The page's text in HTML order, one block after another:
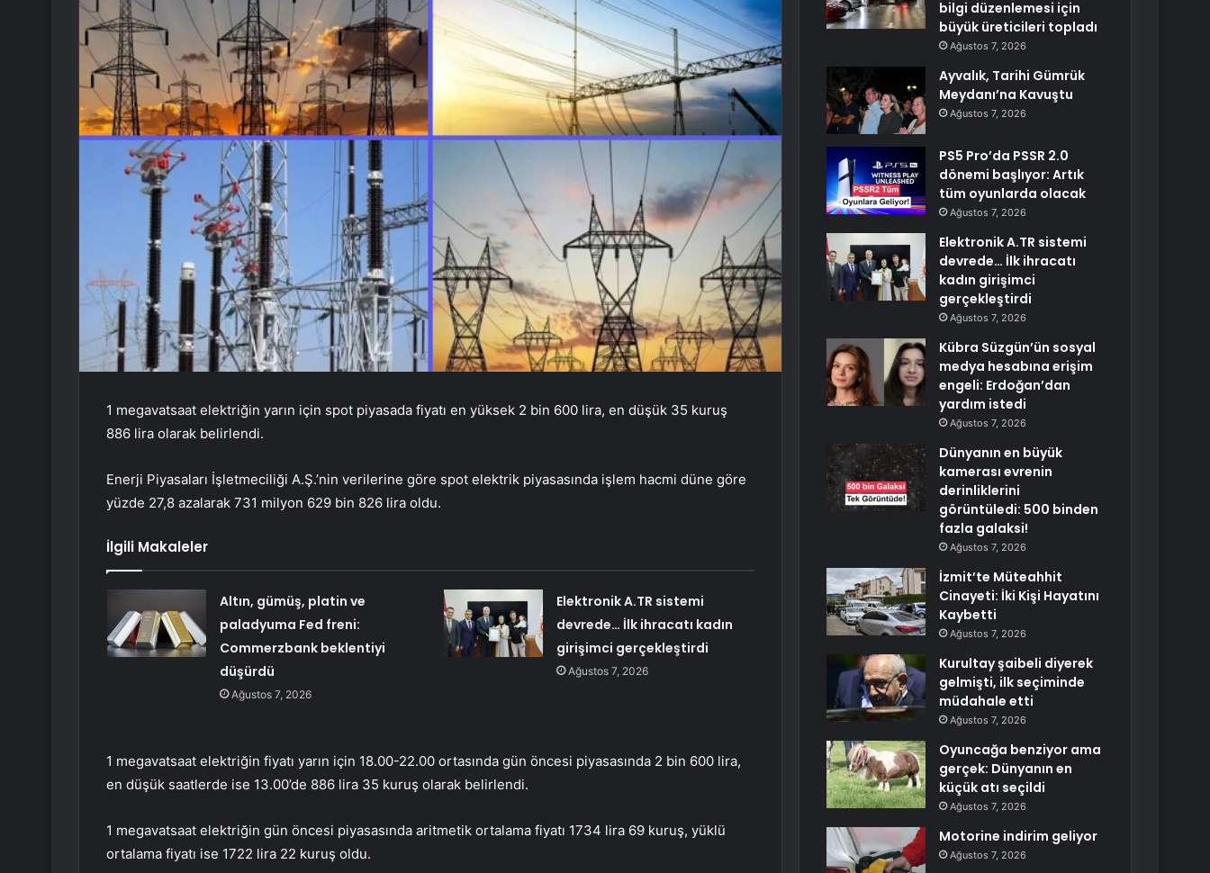
1 megavatsaat elektriğin yarın için spot piyasada fiyatı en yüksek 2 bin 600 lira, en düşük 35 kuruş
886 lira olarak belirlendi.
Enerji Piyasaları İşletmeciliği A.Ş.’nin verilerine göre spot elektrik piyasasında işlem hacmi düne göre
yüzde 27,8 azalarak 731 milyon 629 bin 826 lira oldu.
İlgili Makaleler
Altın, gümüş, platin ve
paladyuma Fed freni:
Commerzbank beklentiyi
düşürdü
Ağustos 7, 2026
Elektronik A.TR sistemi
devrede… İlk ihracatı kadın
girişimci gerçekleştirdi
Ağustos 7, 2026
1 megavatsaat elektriğin fiyatı yarın için 18.00-22.00 ortasında gün öncesi piyasasında 2 bin 600 lira,
en düşük saatlerde ise 13.00’de 886 lira 35 kuruş olarak belirlendi.
1 megavatsaat elektriğin gün öncesi piyasasında aritmetik ortalama fiyatı 1734 lira 69 kuruş, yüklü
ortalama fiyatı ise 1722 lira 22 kuruş oldu.
bilgi düzenlemesi için
büyük üreticileri topladı
Ağustos 7, 2026
Ayvalık, Tarihi Gümrük
Meydanı’na Kavuştu
Ağustos 7, 2026
PS5 Pro’da PSSR 2.0
dönemi başlıyor: Artık
tüm oyunlarda olacak
Ağustos 7, 2026
Elektronik A.TR sistemi
devrede… İlk ihracatı
kadın girişimci
gerçekleştirdi
Ağustos 7, 2026
Kübra Süzgün’ün sosyal
medya hesabına erişim
engeli: Erdoğan’dan
yardım istedi
Ağustos 7, 2026
Dünyanın en büyük
kamerası evrenin
derinliklerini
görüntüledi: 500 binden
fazla galaksi!
Ağustos 7, 2026
İzmit’te Müteahhit
Cinayeti: İki Kişi Hayatını
Kaybetti
Ağustos 7, 2026
Kurultay şaibeli diyerek
gelmişti, ilk seçiminde
müdahale etti
Ağustos 7, 2026
Oyuncağa benziyor ama
gerçek: Dünyanın en
küçük atı seçildi
Ağustos 7, 2026
Motorine indirim geliyor
Ağustos 7, 2026